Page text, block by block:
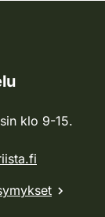
klo 9-15.